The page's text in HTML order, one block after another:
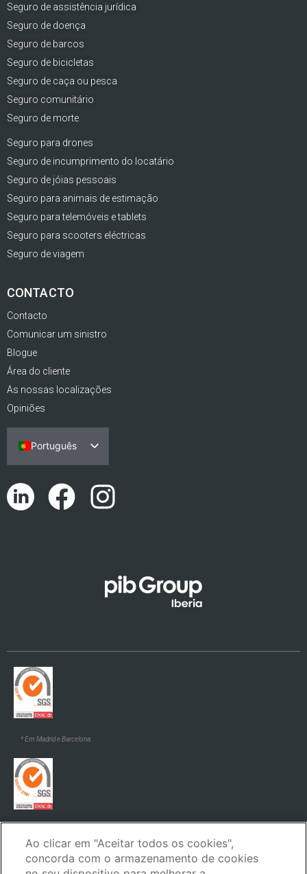
Seguro de assistência jurídica
Seguro de doença
Seguro de barcos
Seguro de bicicletas
Seguro de caça ou pesca
Seguro comunitário
Seguro de morte
Seguro para drones
Seguro de incumprimento do locatário
Seguro de jóias pessoais
Seguro para animais de estimação
Seguro para telemóveis e tablets
Seguro para scooters eléctricas
Seguro de viagem
CONTACTO
Contacto
Comunicar um sinistro
Blogue
Área do cliente
As nossas localizações
Opiniões
Português
Español
English (UK)
Català
* Em Madrid e Barcelona.
Ao clicar em "Aceitar todos os cookies",
concorda com o armazenamento de cookies